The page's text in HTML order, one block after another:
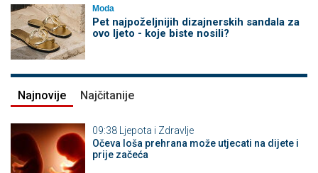
Moda
Pet najpoželjnijih dizajnerskih sandala za
ovo ljeto - koje biste nosili?
Najnovije Najčitanije
09:38 Ljepota i Zdravlje
Očeva loša prehrana može utjecati na dijete i
prije začeća